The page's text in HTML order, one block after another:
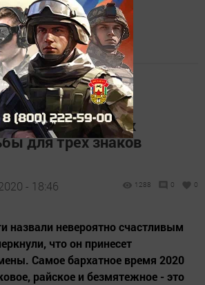
кардинальных
для трех знаков
- 18:46 1288 0 0
назвали невероятно счастливым
что он принесет
Самое бархатное время 2020
райское и безмятежное - это